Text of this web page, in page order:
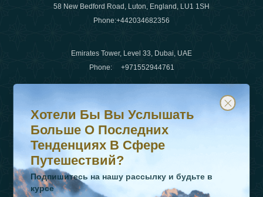
58 New Bedford Road, Luton, England, LU1 1SH
Phone:+442034682356
Emirates Tower, Level 33, Dubai, UAE
Phone: +971552944761
WhatsApp Нет :+442034682356
+971552944761
Хотели бы вы услышать больше о последних
Подпишитесь на нашу рассылку и будьте в курсе
Хотели Бы Вы Услышать
Больше О Последних
Тенденциях В Сфере
Путешествий?
Подпишитесь на нашу рассылку и будьте в
курсе